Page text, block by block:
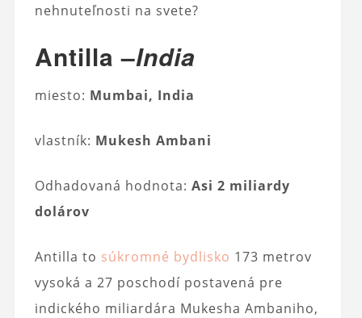
nehnuteľnosti na svete?
Antilla –India
miesto: Mumbai, India
vlastník: Mukesh Ambani
Odhadovaná hodnota: Asi 2 miliardy
dolárov
Antilla to súkromné ​​bydlisko 173 metrov
vysoká a 27 poschodí postavená pre
indického miliardára Mukesha Ambaniho,